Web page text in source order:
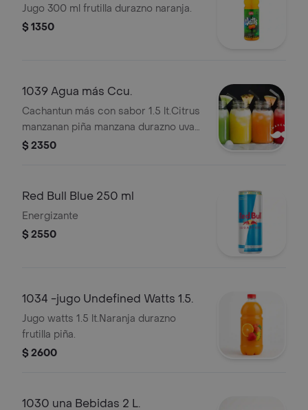
Jugo 300 ml frutilla durazno naranja.
$ 1350
1039 Agua más Ccu.
Cachantun más con sabor 1.5 lt.Citrus
manzanan piña manzana durazno uva
granada pera.
$ 2350
Red Bull Blue 250 ml
Energizante
$ 2550
1034 -jugo Undefined Watts 1.5.
Jugo watts 1.5 lt.Naranja durazno
frutilla piña.
$ 2600
1030 una Bebidas 2 L.